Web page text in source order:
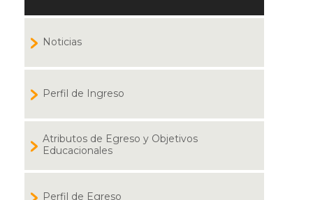
Noticias
Perfil de Ingreso
Atributos de Egreso y Objetivos
Educacionales
Perfil de Egreso